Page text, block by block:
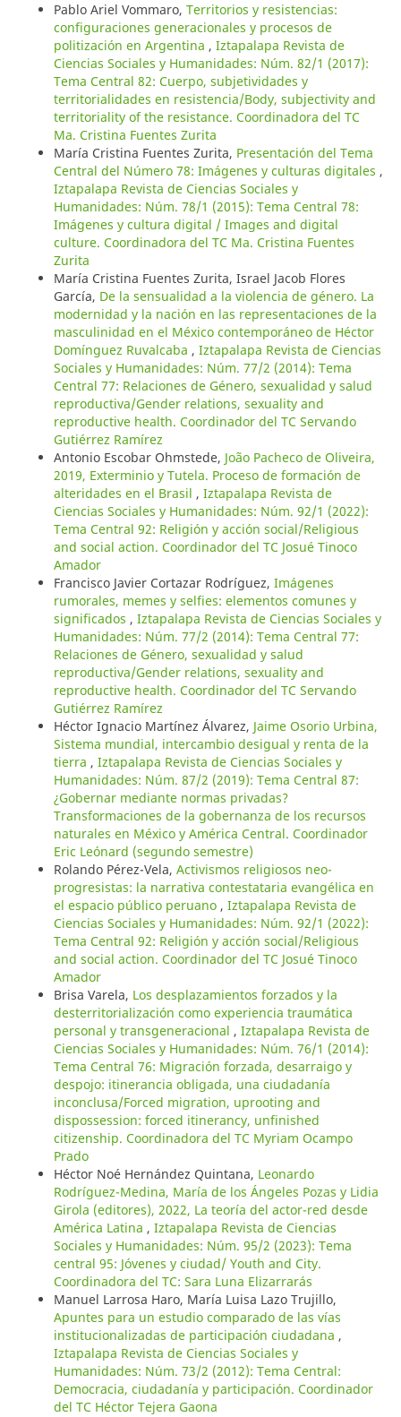
Pablo Ariel Vommaro, Territorios y resistencias:
configuraciones generacionales y procesos de
politización en Argentina , Iztapalapa Revista de
Ciencias Sociales y Humanidades: Núm. 82/1 (2017):
Tema Central 82: Cuerpo, subjetividades y
territorialidades en resistencia/Body, subjectivity and
territoriality of the resistance. Coordinadora del TC
Ma. Cristina Fuentes Zurita
María Cristina Fuentes Zurita, Presentación del Tema
Central del Número 78: Imágenes y culturas digitales ,
Iztapalapa Revista de Ciencias Sociales y
Humanidades: Núm. 78/1 (2015): Tema Central 78:
Imágenes y cultura digital / Images and digital
culture. Coordinadora del TC Ma. Cristina Fuentes
Zurita
María Cristina Fuentes Zurita, Israel Jacob Flores
García, De la sensualidad a la violencia de género. La
modernidad y la nación en las representaciones de la
masculinidad en el México contemporáneo de Héctor
Domínguez Ruvalcaba , Iztapalapa Revista de Ciencias
Sociales y Humanidades: Núm. 77/2 (2014): Tema
Central 77: Relaciones de Género, sexualidad y salud
reproductiva/Gender relations, sexuality and
reproductive health. Coordinador del TC Servando
Gutiérrez Ramírez
Antonio Escobar Ohmstede, João Pacheco de Oliveira,
2019, Exterminio y Tutela. Proceso de formación de
alteridades en el Brasil , Iztapalapa Revista de
Ciencias Sociales y Humanidades: Núm. 92/1 (2022):
Tema Central 92: Religión y acción social/Religious
and social action. Coordinador del TC Josué Tinoco
Amador
Francisco Javier Cortazar Rodríguez, Imágenes
rumorales, memes y selfies: elementos comunes y
significados , Iztapalapa Revista de Ciencias Sociales y
Humanidades: Núm. 77/2 (2014): Tema Central 77:
Relaciones de Género, sexualidad y salud
reproductiva/Gender relations, sexuality and
reproductive health. Coordinador del TC Servando
Gutiérrez Ramírez
Héctor Ignacio Martínez Álvarez, Jaime Osorio Urbina,
Sistema mundial, intercambio desigual y renta de la
tierra , Iztapalapa Revista de Ciencias Sociales y
Humanidades: Núm. 87/2 (2019): Tema Central 87:
¿Gobernar mediante normas privadas?
Transformaciones de la gobernanza de los recursos
naturales en México y América Central. Coordinador
Eric Leónard (segundo semestre)
Rolando Pérez-Vela, Activismos religiosos neo-
progresistas: la narrativa contestataria evangélica en
el espacio público peruano , Iztapalapa Revista de
Ciencias Sociales y Humanidades: Núm. 92/1 (2022):
Tema Central 92: Religión y acción social/Religious
and social action. Coordinador del TC Josué Tinoco
Amador
Brisa Varela, Los desplazamientos forzados y la
desterritorialización como experiencia traumática
personal y transgeneracional , Iztapalapa Revista de
Ciencias Sociales y Humanidades: Núm. 76/1 (2014):
Tema Central 76: Migración forzada, desarraigo y
despojo: itinerancia obligada, una ciudadanía
inconclusa/Forced migration, uprooting and
dispossession: forced itinerancy, unfinished
citizenship. Coordinadora del TC Myriam Ocampo
Prado
Héctor Noé Hernández Quintana, Leonardo
Rodríguez-Medina, María de los Ángeles Pozas y Lidia
Girola (editores), 2022, La teoría del actor-red desde
América Latina , Iztapalapa Revista de Ciencias
Sociales y Humanidades: Núm. 95/2 (2023): Tema
central 95: Jóvenes y ciudad/ Youth and City.
Coordinadora del TC: Sara Luna Elizarrarás
Manuel Larrosa Haro, María Luisa Lazo Trujillo,
Apuntes para un estudio comparado de las vías
institucionalizadas de participación ciudadana ,
Iztapalapa Revista de Ciencias Sociales y
Humanidades: Núm. 73/2 (2012): Tema Central:
Democracia, ciudadanía y participación. Coordinador
del TC Héctor Tejera Gaona